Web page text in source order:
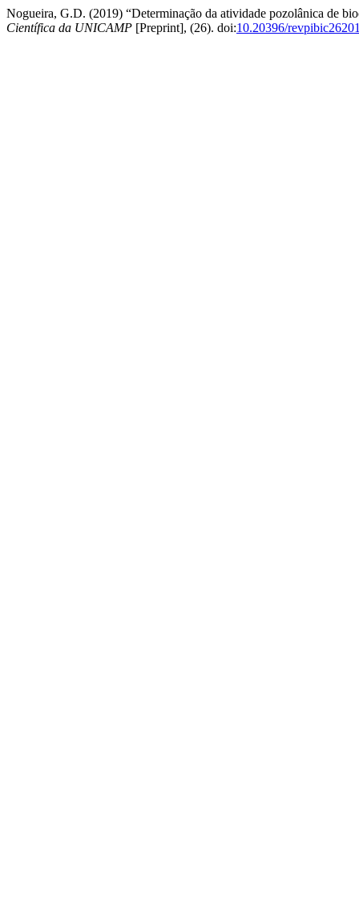
Nogueira, G.D. (2019) “Determinação da atividade pozolânica de
Científica da UNICAMP [Preprint], (26). doi:10.20396/